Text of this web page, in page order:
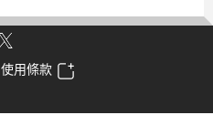
使用條款